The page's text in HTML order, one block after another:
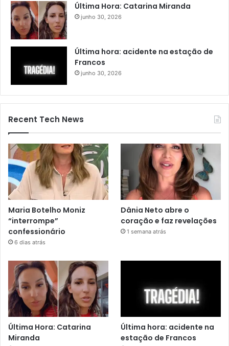
Última Hora: Catarina Miranda
junho 30, 2026
Última hora: acidente na estação de
Francos
junho 30, 2026
Recent Tech News
Maria Botelho Moniz
“interrompe”
confessionário
6 dias atrás
Dânia Neto abre o
coração e faz revelações
1 semana atrás
Última Hora: Catarina
Miranda
Última hora: acidente na
estação de Francos